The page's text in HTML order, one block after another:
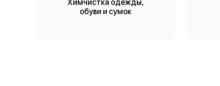
Химчистка одежды,
обуви и сумок